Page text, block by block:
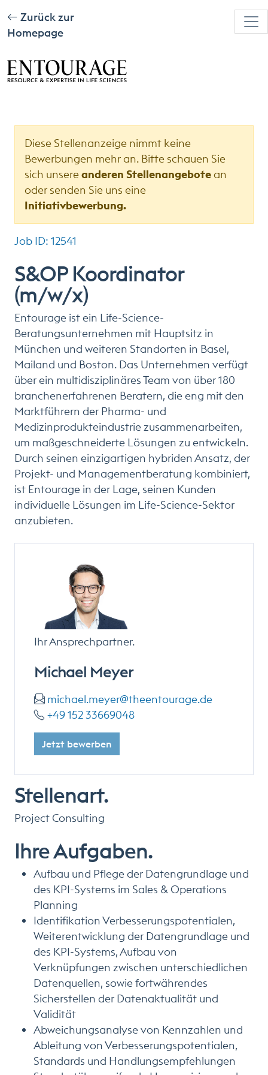
Zurück zur
Homepage
Diese Stellenanzeige nimmt keine
Bewerbungen mehr an. Bitte schauen Sie
sich unsereanderen Stellenangebotean
oder senden Sie uns eine
Initiativbewerbung.
Job ID: 12541
S&OP Koordinator
(m/w/x)
Entourage ist ein Life-Science-
Beratungsunternehmen mit Hauptsitz in
München und weiteren Standorten in Basel,
Mailand und Boston. Das Unternehmen verfügt
über ein multidisziplinäres Team von über 180
branchenerfahrenen Beratern, die eng mit den
Marktführern der Pharma- und
Medizinprodukteindustrie zusammenarbeiten,
um maßgeschneiderte Lösungen zu entwickeln.
Durch seinen einzigartigen hybriden Ansatz, der
Projekt- und Managementberatung kombiniert,
ist Entourage in der Lage, seinen Kunden
individuelle Lösungen im Life-Science-Sektor
anzubieten.
Ihr Ansprechpartner.
Michael Meyer
michael.meyer@theentourage.de
+49 152 33669048
Jetzt bewerben
Stellenart.
Project Consulting
Ihre Aufgaben.
Aufbau und Pflege der Datengrundlage und
des KPI-Systems im Sales & Operations
Planning
Identifikation Verbesserungspotentialen,
Weiterentwicklung der Datengrundlage und
des KPI-Systems, Aufbau von
Verknüpfungen zwischen unterschiedlichen
Datenquellen, sowie fortwährendes
Sicherstellen der Datenaktualität und
Validität
Abweichungsanalyse von Kennzahlen und
Ableitung von Verbesserungspotentialen,
Standards und Handlungsempfehlungen